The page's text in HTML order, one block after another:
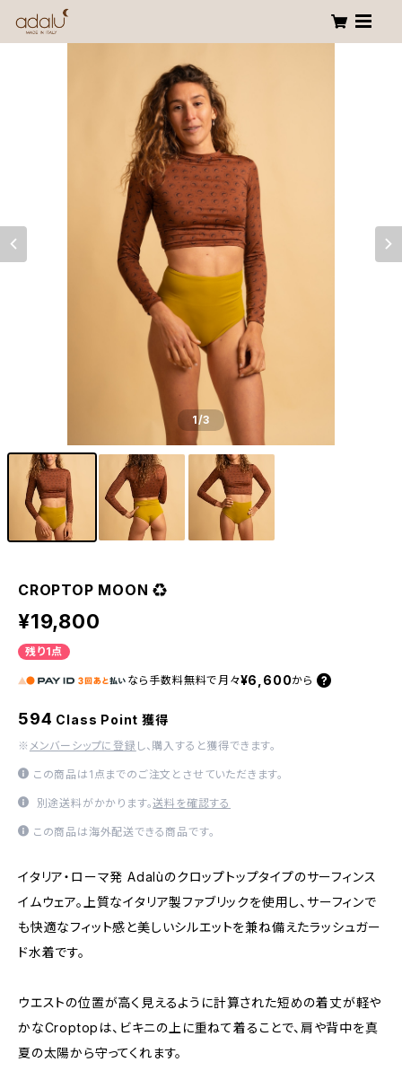
1/3
CROPTOP MOON ♻︎
¥19,800
残り1点
なら 手数料無料で 月々¥6,600から
594 Class Point 獲得
※ メンバーシップに登録 し、購入すると獲得できます。
この商品は1点までのご注文とさせていただきます。
別途送料がかかります。送料を確認する
この商品は海外配送できる商品です。
イタリア・ローマ発 Adalùのクロップトップタイプのサーフィンス
イムウェア。上質なイタリア製ファブリックを使用し、サーフィンで
も快適なフィット感と美しいシルエットを兼ね備えたラッシュガー
ド水着です。
ウエストの位置が高く見えるように計算された短めの着丈が軽や
かなCroptopは、ビキニの上に重ねて着ることで、肩や背中を真
夏の太陽から守ってくれます。